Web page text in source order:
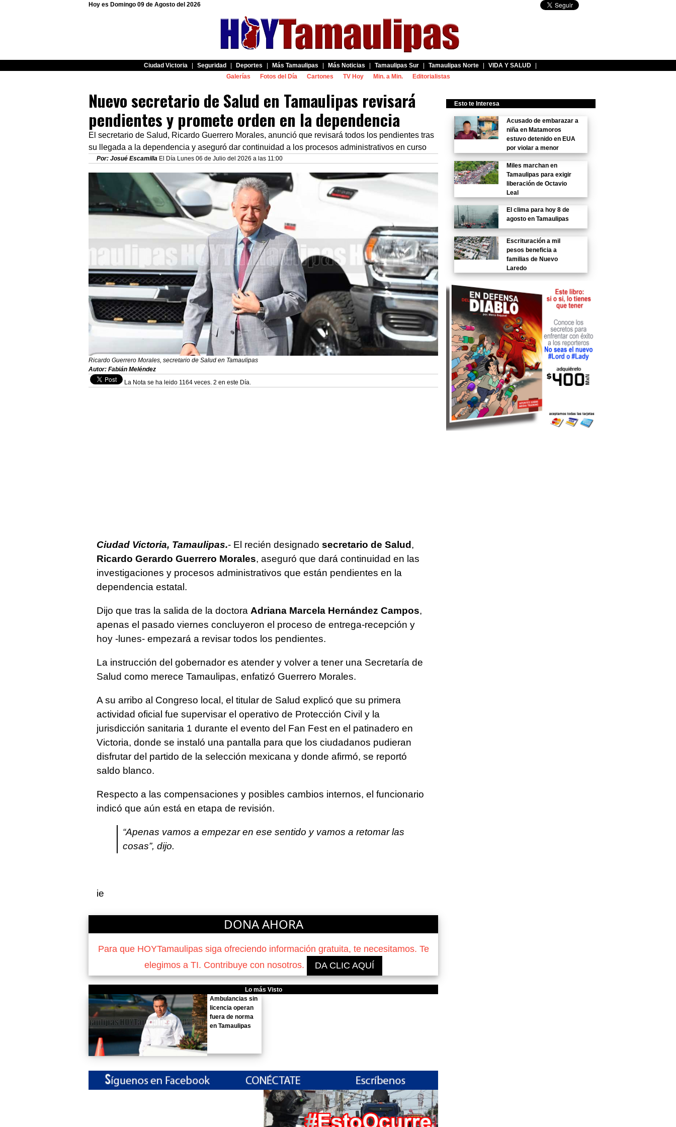
Hoy es Domingo 09 de Agosto del 2026
Ciudad Victoria Seguridad Deportes Más Tamaulipas Más Noticias Tamaulipas Sur Tamaulipas Norte VIDA Y SALUD
Galerías
Fotos del Día Cartones TV Hoy Min. a Min. Editorialistas
Nuevo secretario de Salud en Tamaulipas revisará
pendientes y promete orden en la dependencia
El secretario de Salud, Ricardo Guerrero Morales, anunció que revisará todos los pendientes tras
su llegada a la dependencia y aseguró dar continuidad a los procesos administrativos en curso
Por: Josué Escamilla El Día Lunes 06 de Julio del 2026 a las 11:00
Ricardo Guerrero Morales, secretario de Salud en Tamaulipas
Autor: Fabián Meléndez
La Nota se ha leido 1164 veces. 2 en este Día.
Ciudad Victoria, Tamaulipas.- El recién designado secretario de Salud ,
Ricardo Gerardo Guerrero Morales, aseguró que dará continuidad en las
investigaciones y procesos administrativos que están pendientes en la
dependencia estatal.
Dijo que tras la salida de la doctora Adriana Marcela Hernández Campos,
apenas el pasado viernes concluyeron el proceso de entrega-recepción y
hoy -lunes- empezará a revisar todos los pendientes.
La instrucción del gobernador es atender y volver a tener una Secretaría de
Salud como merece Tamaulipas, enfatizó Guerrero Morales.
A su arribo al Congreso local, el titular de Salud explicó que su primera
actividad oficial fue supervisar el operativo de Protección Civil y la
jurisdicción sanitaria 1 durante el evento del Fan Fest en el patinadero en
Victoria, donde se instaló una pantalla para que los ciudadanos pudieran
disfrutar del partido de la selección mexicana y donde afirmó, se reportó
saldo blanco.
Respecto a las compensaciones y posibles cambios internos, el funcionario
indicó que aún está en etapa de revisión.
“Apenas vamos a empezar en ese sentido y vamos a retomar las
cosas”, dijo.
ie
DONA AHORA
Para que HOYTamaulipas siga ofreciendo información gratuita, te necesitamos. Te
elegimos a TI. Contribuye con nosotros.
DA CLIC AQUÍ
Lo más Visto
Ambulancias sin
licencia operan
fuera de norma
en Tamaulipas
Esto te Interesa
Acusado de embarazar a
niña en Matamoros
estuvo detenido en EUA
por violar a menor
Miles marchan en
Tamaulipas para exigir
liberación de Octavio
Leal
El clima para hoy 8 de
agosto en Tamaulipas
Escrituración a mil
pesos beneficia a
familias de Nuevo
Laredo